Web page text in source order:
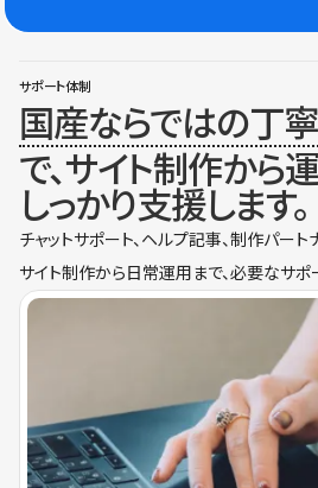
サポート体制
国産ならではの丁
で、サイト制作から
しっかり支援します。
チャットサポート、ヘルプ記事、制作パート
サイト制作から日常運用まで、必要なサポ